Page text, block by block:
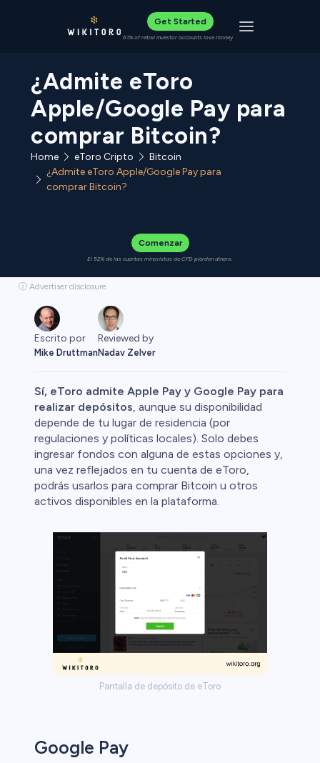
Get Started
61% of retail investor accounts lose money Toggle
¿Admite eToro
Apple/Google Pay para
comprar Bitcoin?
Home eToro Cripto
Bitcoin
¿Admite eToro Apple/Google Pay para
comprar Bitcoin?
Comenzar
El 52% de las cuentas minoristas de CFD pierden dinero.
ⓘ Advertiser disclosure
Escrito por
Mike Druttman
Reviewed by
Nadav Zelver
Sí, eToro admite Apple Pay y Google Pay para
realizar depósitos, aunque su disponibilidad
depende de tu lugar de residencia (por
regulaciones y políticas locales). Solo debes
ingresar fondos con alguna de estas opciones y,
una vez reflejados en tu cuenta de eToro,
podrás usarlos para comprar Bitcoin u otros
activos disponibles en la plataforma.
Pantalla de depósito de eToro
Google Pay